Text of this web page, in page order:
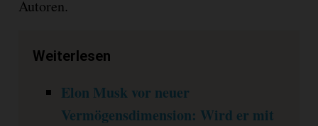
Autoren.
Weiterlesen
Elon Musk vor neuer
Vermögensdimension: Wird er mit